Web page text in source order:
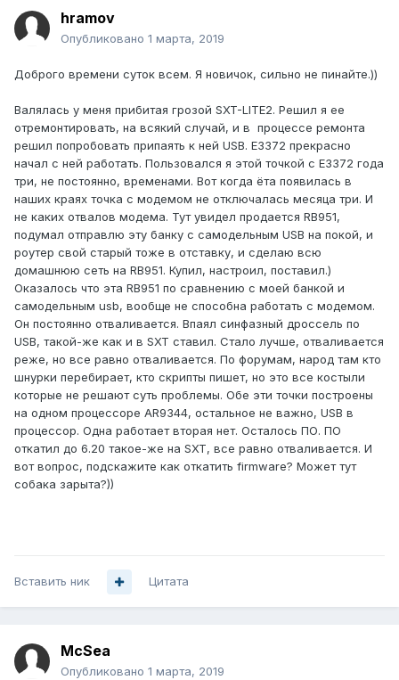
hramov
Опубликовано 1 марта, 2019
Доброго времени суток всем. Я новичок, сильно не пинайте.))
Валялась у меня прибитая грозой SXT-LITE2. Решил я ее
отремонтировать, на всякий случай, и в процессе ремонта
решил попробовать припаять к ней USB. Е3372 прекрасно
начал с ней работать. Пользовался я этой точкой с Е3372 года
три, не постоянно, временами. Вот когда ёта появилась в
наших краях точка с модемом не отключалась месяца три. И
не каких отвалов модема. Тут увидел продается RB951,
подумал отправлю эту банку с самодельным USB на покой, и
роутер свой старый тоже в отставку, и сделаю всю
домашнюю сеть на RB951. Купил, настроил, поставил.)
Оказалось что эта RB951 по сравнению с моей банкой и
самодельным usb, вообще не способна работать с модемом.
Он постоянно отваливается. Впаял синфазный дроссель по
USB, такой-же как и в SXT ставил. Стало лучше, отваливается
реже, но все равно отваливается. По форумам, народ там кто
шнурки перебирает, кто скрипты пишет, но это все костыли
которые не решают суть проблемы. Обе эти точки построены
на одном процессоре AR9344, остальное не важно, USB в
процессор. Одна работает вторая нет. Осталось ПО. ПО
откатил до 6.20 такое-же на SXT, все равно отваливается. И
вот вопрос, подскажите как откатить firmware? Может тут
собака зарыта?))
Вставить ник Цитата
McSea
Опубликовано 1 марта, 2019